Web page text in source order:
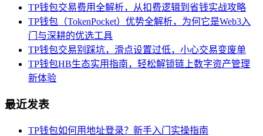
TP钱包交易费用全解析，从扣费逻辑到省钱实战攻略
TP钱包（TokenPocket）优势全解析，为何它是Web3入
门与深耕的优选工具
TP钱包交易别踩坑，滑点设置过低，小心交易变废单
TP钱包HB生态实用指南，轻松解锁链上数字资产管理
新体验
最近发表
TP钱包如何用地址登录？新手入门实操指南